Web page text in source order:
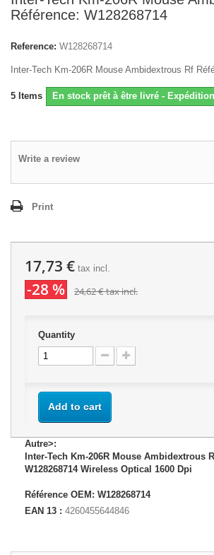
Référence: W128268714
Reference: W128268714
Inter-Tech Km-206R Mouse Ambidextrous Rf
5 Items En stock prêt à être livré -
Write a review
Print
17,73 € tax incl.
-28 % 24,62 €tax incl.
Quantity
Add to cart
Autre>:
Inter-Tech Km-206R Mouse Ambidextrous
W128268714 Wireless Optical 1600 Dpi
Référence OEM: W128268714
EAN 13 : 4260455644846